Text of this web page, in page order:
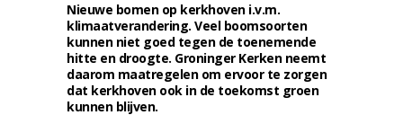
Nieuwe bomen op kerkhoven i.v.m.
klimaatverandering. Veel boomsoorten
kunnen niet goed tegen de toenemende
hitte en droogte. Groninger Kerken neemt
daarom maatregelen om ervoor te zorgen
dat kerkhoven ook in de toekomst groen
kunnen blijven.